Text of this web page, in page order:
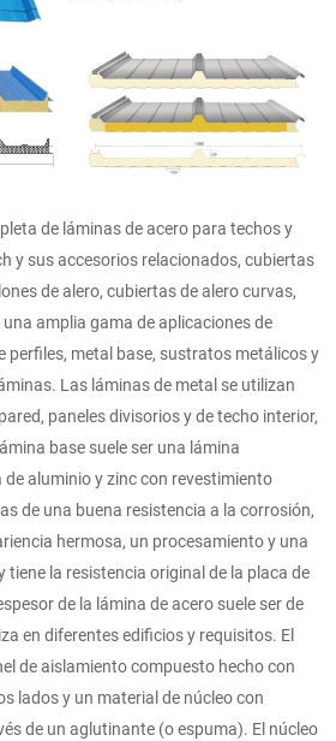
de láminas de acero para techos y
y sus accesorios relacionados, cubiertas
de alero, cubiertas de alero curvas,
amplia gama de aplicaciones de
perfiles, metal base, sustratos metálicos y
Las láminas de metal se utilizan
paneles divisorios y de techo interior,
base suele ser una lámina
aluminio y zinc con revestimiento
de una buena resistencia a la corrosión,
hermosa, un procesamiento y una
tiene la resistencia original de la placa de
de la lámina de acero suele ser de
en diferentes edificios y requisitos. El
de aislamiento compuesto hecho con
lados y un material de núcleo con
de un aglutinante (o espuma). El núcleo